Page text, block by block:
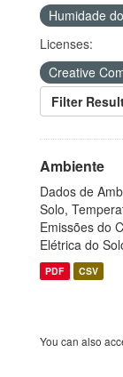
Humidade
Licenses:
Creative
Filter
Ambiente
Dados de
Solo,
Emissões do
Elétrica do
PDF CSV
You can also